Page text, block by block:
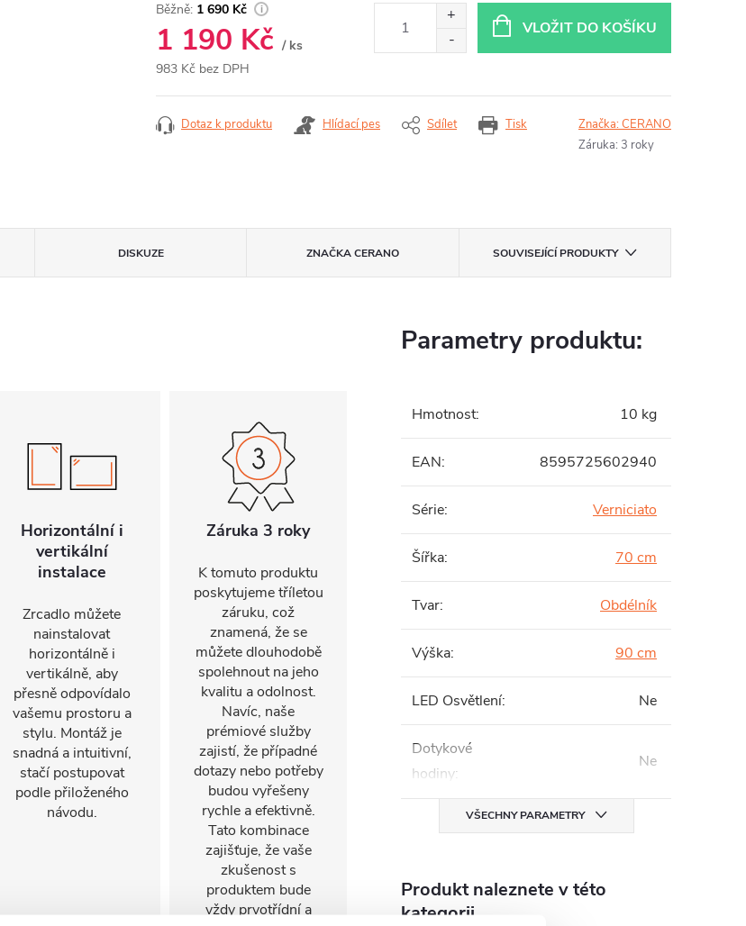
1 690 Kč
1 190 Kč / ks
983 Kč bez DPH
VLOŽIT DO KOŠÍKU
Tisk
Dotaz k produktu Hlídací pes Sdílet Značka:CERANO
Záruka: 3 roky
DISKUZE ZNAČKACERANO SOUVISEJÍCÍ PRODUKTY
Horizontální i
vertikální
instalace
Zrcadlo můžete
nainstalovat
horizontálně i
vertikálně, aby
přesně odpovídalo
vašemu prostoru a
stylu. Montáž je
snadná a intuitivní,
stačí postupovat
podle přiloženého
návodu.
Záruka 3 roky
K tomuto produktu
poskytujeme tříletou
záruku, což
znamená, že se
můžete dlouhodobě
spolehnout na jeho
kvalitu a odolnost.
Navíc, naše
prémiové služby
zajistí, že případné
dotazy nebo potřeby
budou vyřešeny
rychle a efektivně.
Tato kombinace
zajišťuje, že vaše
zkušenost s
produktem bude
vždy prvotřídní a
Parametry produktu:
Hmotnost: 10 kg
EAN: 8595725602940
Série: Verniciato
Šířka: 70 cm
Tvar: Obdélník
Výška: 90 cm
LED Osvětlení: Ne
Dotykové
hodiny:
Ne
VŠECHNY PARAMETRY
Produkt naleznete v této
kategorii